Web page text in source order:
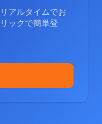
アルタイムでお
ックで簡単登